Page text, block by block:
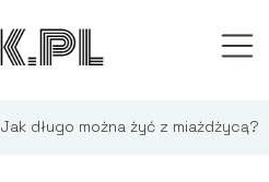
Jak długo można żyć z miażdżycą?